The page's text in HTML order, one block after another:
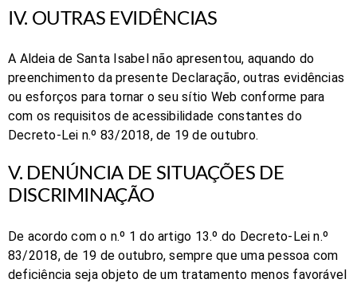
IV. OUTRAS EVIDÊNCIAS
A Aldeia de Santa Isabel não apresentou, aquando do
preenchimento da presente Declaração, outras evidências
ou esforços para tornar o seu sítio Web conforme para
com os requisitos de acessibilidade constantes do
Decreto-Lei n.º 83/2018, de 19 de outubro.
V. DENÚNCIA DE SITUAÇÕES DE
DISCRIMINAÇÃO
De acordo com o n.º 1 do artigo 13.º do Decreto-Lei n.º
83/2018, de 19 de outubro, sempre que uma pessoa com
deficiência seja objeto de um tratamento menos favorável